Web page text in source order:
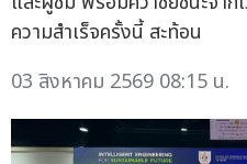
ความสำเร็จครั้งนี้ สะท้อน
03 สิงหาคม 2569 08:15 น.